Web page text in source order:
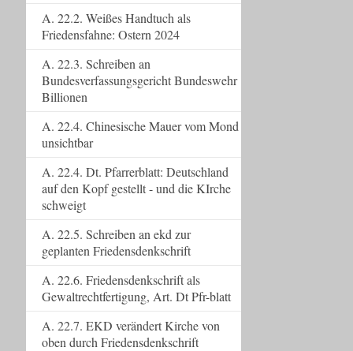
A. 22.2. Weißes Handtuch als
Friedensfahne: Ostern 2024
A. 22.3. Schreiben an
Bundesverfassungsgericht Bundeswehr
Billionen
A. 22.4. Chinesische Mauer vom Mond
unsichtbar
A. 22.4. Dt. Pfarrerblatt: Deutschland
auf den Kopf gestellt - und die KIrche
schweigt
A. 22.5. Schreiben an ekd zur
geplanten Friedensdenkschrift
A. 22.6. Friedensdenkschrift als
Gewaltrechtfertigung, Art. Dt Pfr-blatt
A. 22.7. EKD verändert Kirche von
oben durch Friedensdenkschrift